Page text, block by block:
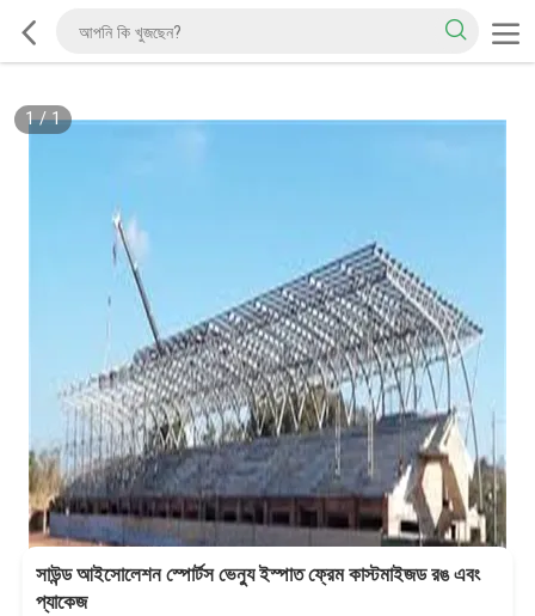
1/1
সাউন্ড আইসোলেশন স্পোর্টস ভেন্যু ইস্পাত ফ্রেম কাস্টমাইজড রঙ এবং
প্যাকেজ